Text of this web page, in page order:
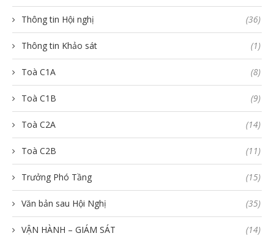
Thông tin Hội nghị (36)
Thông tin Khảo sát (1)
Toà C1A (8)
Toà C1B (9)
Toà C2A (14)
Toà C2B (11)
Trưởng Phó Tầng (15)
Văn bản sau Hội Nghị (35)
VẬN HÀNH – GIÁM SÁT (14)